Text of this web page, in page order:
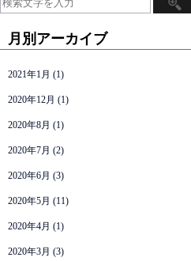
月別アーカイブ
2021年1月 (1)
2020年12月 (1)
2020年8月 (1)
2020年7月 (2)
2020年6月 (3)
2020年5月 (11)
2020年4月 (1)
2020年3月 (3)